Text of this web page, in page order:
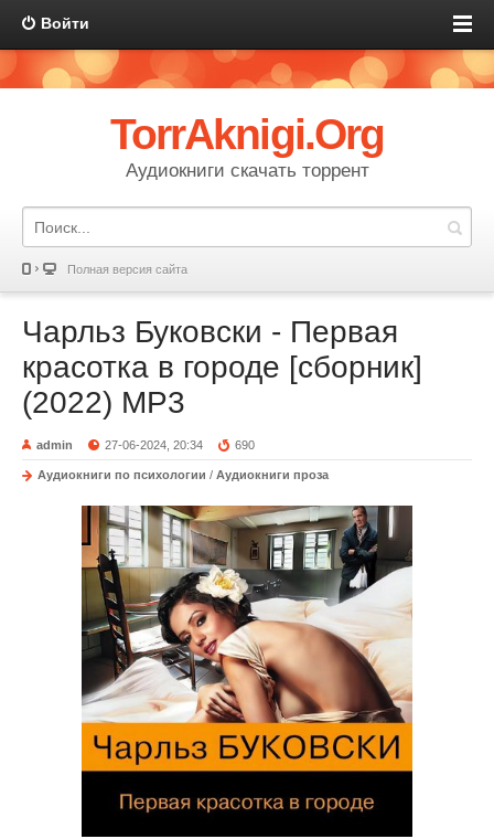
Войти
TorrAknigi.Org
Аудиокниги скачать торрент
Полная версия сайта
Чарльз Буковски - Первая
красотка в городе [сборник]
(2022) MP3
admin 27-06-2024, 20:34 690
Аудиокниги по психологии / Аудиокниги проза